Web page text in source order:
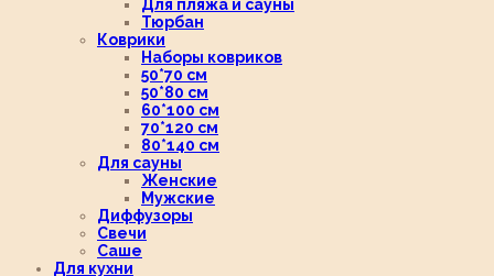
Для пляжа и сауны
Тюрбан
Коврики
Наборы ковриков
50*70 см
50*80 см
60*100 см
70*120 см
80*140 см
Для сауны
Женские
Мужские
Диффузоры
Свечи
Саше
Для кухни